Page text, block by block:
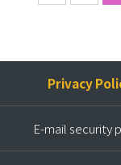
Privacy
E-mail security